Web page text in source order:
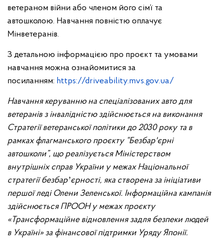
ветераном війни або членом його сім’ї та
автошколою. Навчання повністю оплачує
Мінветеранів.
З детальною інформацією про проєкт та умовами
навчання можна ознайомитися за
посиланням: https://driveability.mvs.gov.ua/
Навчання керуванню на спеціалізованих авто для
ветеранів з інвалідністю здійснюється на виконання
Стратегії ветеранської політики до 2030 року та в
рамках флагманського проєкту “Безбар'єрні
автошколи”, що реалізується Міністерством
внутрішніх справ України у межах Національної
стратегії безбарʼєрності, яка створена за ініціативи
першої леді Олени Зеленської. Інформаційна кампанія
здійснюється ПРООН у межах проєкту
«Трансформаційне відновлення задля безпеки людей
в Україні» за фінансової підтримки Уряду Японії.